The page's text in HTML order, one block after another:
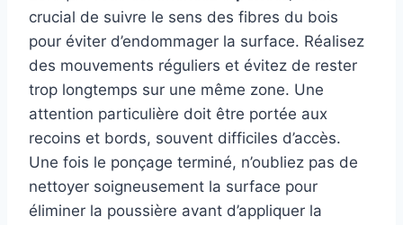
crucial de suivre le sens des fibres du bois
pour éviter d’endommager la surface. Réalisez
des mouvements réguliers et évitez de rester
trop longtemps sur une même zone. Une
attention particulière doit être portée aux
recoins et bords, souvent difficiles d’accès.
Une fois le ponçage terminé, n’oubliez pas de
nettoyer soigneusement la surface pour
éliminer la poussière avant d’appliquer la